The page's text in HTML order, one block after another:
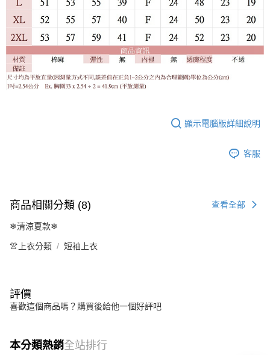
顯示電腦版詳細說明
客服
商品相關分類 (8) 查看全部
❄清涼夏款❄
👚上衣分類 短袖上衣
評價
喜歡這個商品嗎？購買後給他一個好評吧
本分類熱銷全站排行